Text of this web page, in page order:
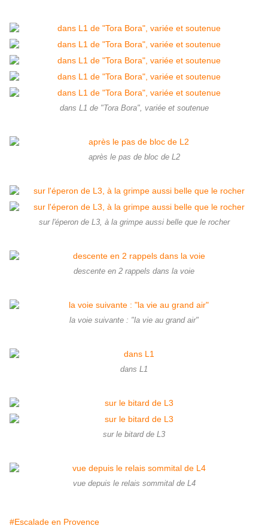
dans L1 de "Tora Bora", variée et soutenue
après le pas de bloc de L2
sur l'éperon de L3, à la grimpe aussi belle que le rocher
descente en 2 rappels dans la voie
la voie suivante : "la vie au grand air"
dans L1
sur le bitard de L3
vue depuis le relais sommital de L4
#Escalade en Provence